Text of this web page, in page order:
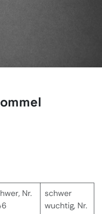
Nr.
schwer
wuchtig, Nr.